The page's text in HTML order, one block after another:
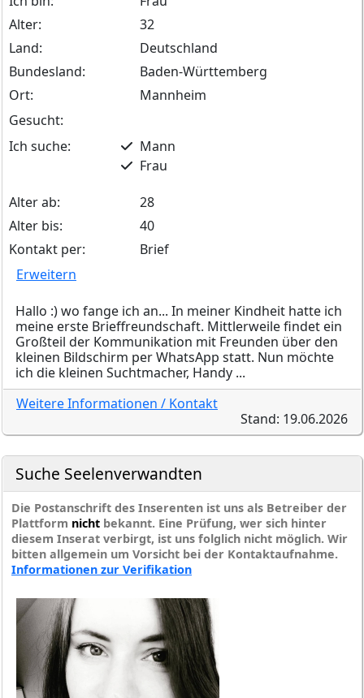
Alter:
32
Land:
Deutschland
Bundesland:
Baden-Württemberg
Ort:
Mannheim
Gesucht:
Ich suche:
Mann
Frau
Alter ab:
28
Alter bis:
40
Kontakt per:
Brief
Erweitern
Hallo :) wo fange ich an... In meiner Kindheit hatte ich
meine erste Brieffreundschaft. Mittlerweile findet ein
Großteil der Kommunikation mit Freunden über den
kleinen Bildschirm per WhatsApp statt. Nun möchte
ich die kleinen Suchtmacher, Handy ...
Weitere Informationen / Kontakt
Stand: 19.06.2026
Suche Seelenverwandten
Die Postanschrift des Inserenten ist uns als Betreiber der
Plattform nicht bekannt. Eine Prüfung, wer sich hinter
diesem Inserat verbirgt, ist uns folglich nicht möglich. Wir
bitten allgemein um Vorsicht bei der Kontaktaufnahme.
Informationen zur Verifikation